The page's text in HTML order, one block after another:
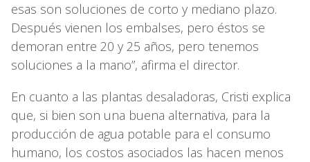
esas son soluciones de corto y mediano plazo.
Después vienen los embalses, pero éstos se
demoran entre 20 y 25 años, pero tenemos
soluciones a la mano”, afirma el director.
En cuanto a las plantas desaladoras, Cristi explica
que, si bien son una buena alternativa, para la
producción de agua potable para el consumo
humano, los costos asociados las hacen menos